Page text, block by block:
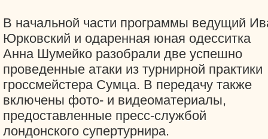
В начальной части программы ведущий
Юрковский и одаренная юная одесситка
Анна Шумейко разобрали две успешно
проведенные атаки из турнирной практики
гроссмейстера Сумца. В передачу также
включены фото- и видеоматериалы,
предоставленные пресс-службой
лондонского супертурнира.